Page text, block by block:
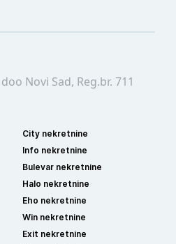
Novi Sad, Reg.br. 711
City nekretnine
Info nekretnine
Bulevar nekretnine
Halo nekretnine
Eho nekretnine
Win nekretnine
Exit nekretnine